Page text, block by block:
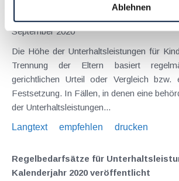
Ablehnen
Kalenderjahr 2021 veröffentlicht
September 2020
Die Höhe der Unterhaltsleistungen für
Trennung der Eltern basiert
gerichtlichen Urteil oder Vergleich bzw. einer behördlichen
Festsetzung. In Fällen, in denen eine behördliche Festsetzung
der Unterhaltsleistungen...
Langtext
empfehlen drucken
Regelbedarfsätze für
Kalenderjahr 2020 veröffentlicht